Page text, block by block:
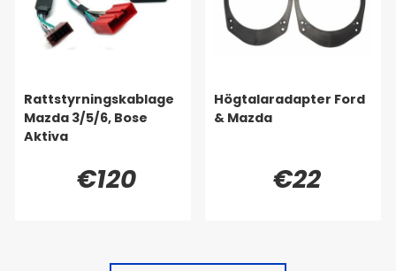
Rattstyrningskablage
Mazda 3/5/6, Bose
Aktiva
€120
Högtalaradapter Ford
& Mazda
€22